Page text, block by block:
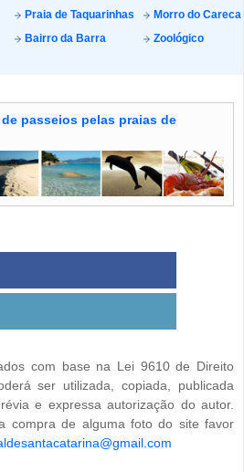
Praia de Taquarinhas
Morro do Careca
Bairro da Barra
Zoológico
passeios pelas praias de
com base na Lei 9610 de Direito
ser utilizada, copiada, publicada
e expressa autorização do autor.
compra de alguma foto do site favor